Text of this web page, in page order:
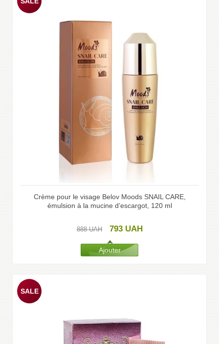
Crème pour le visage Belov Moods SNAIL CARE,
émulsion à la mucine d’escargot, 120 ml
888UAH 793 UAH